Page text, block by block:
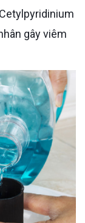
gây viêm